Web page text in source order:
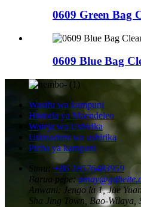
0609 Green Bag
0609 Blue Bag
Wasifu wa kampuni
Historia ya Maendeleo
Wateja wa Ushirika
Utamaduni wa ushirika
Picha ya kampuni
Simu:
+86 18576483959
Barua pepe:
Anwani: Jengo la 1, Jue
Sha Jing Town, Bao-Wilaya,